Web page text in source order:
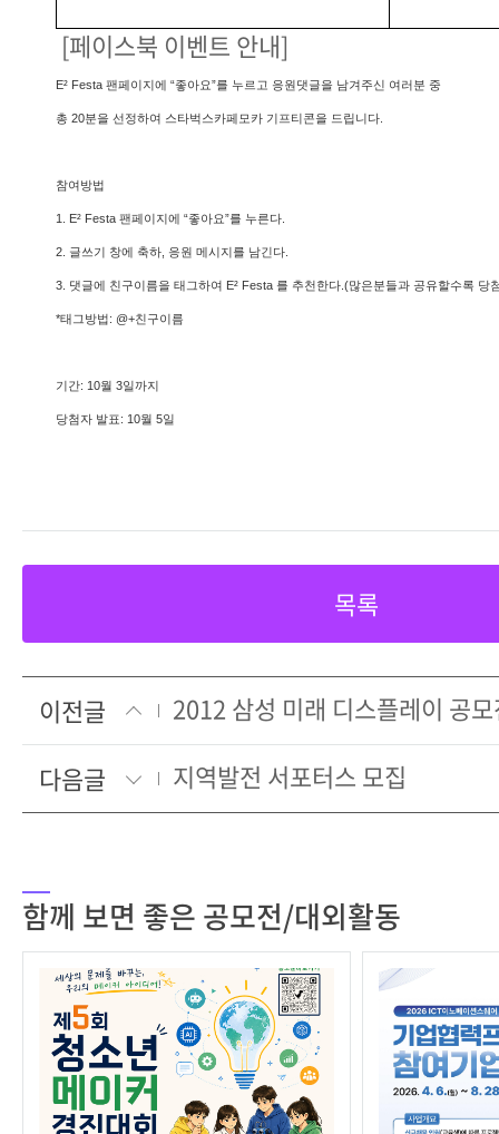
[페이스북 이벤트 안내]
E² Festa 팬페이지에 “좋아요”를 누르고 응원댓글을 남겨주신 여러분 중
총 20분을 선정하여 스타벅스카페모카 기프티콘을 드립니다.
참여방법
1. E² Festa 팬페이지에 “좋아요”를 누른다.
2. 글쓰기 창에 축하, 응원 메시지를 남긴다.
3. 댓글에 친구이름을 태그하여 E² Festa 를 추천한다.(많은분들과 공유할수록 당
*태그방법: @+친구이름
기간: 10월 3일까지
당첨자 발표: 10월 5일
목록
이전글
2012 삼성 미래 디스플레이 공
다음글
지역발전 서포터스 모집
함께 보면 좋은 공모전/대외활동